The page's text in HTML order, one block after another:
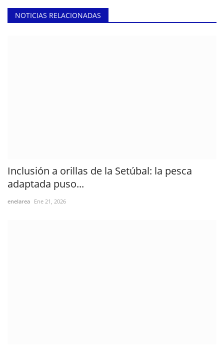
NOTICIAS RELACIONADAS
Inclusión a orillas de la Setúbal: la pesca
adaptada puso...
enelarea Ene 21, 2026